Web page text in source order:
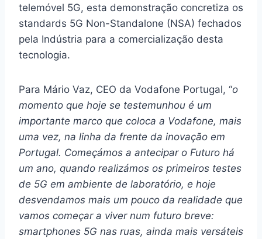
telemóvel 5G, esta demonstração concretiza os
standards 5G Non-Standalone (NSA) fechados
pela Indústria para a comercialização desta
tecnologia.
Para Mário Vaz, CEO da Vodafone Portugal, “o
momento que hoje se testemunhou é um
importante marco que coloca a Vodafone, mais
uma vez, na linha da frente da inovação em
Portugal. Começámos a antecipar o Futuro há
um ano, quando realizámos os primeiros testes
de 5G em ambiente de laboratório, e hoje
desvendamos mais um pouco da realidade que
vamos começar a viver num futuro breve:
smartphones 5G nas ruas, ainda mais versáteis